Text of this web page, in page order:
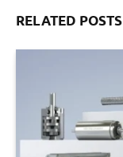
RELATED POSTS